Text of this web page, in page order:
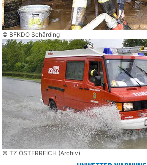
© BFKDO Schärding
© TZ ÖSTERREICH (Archiv)